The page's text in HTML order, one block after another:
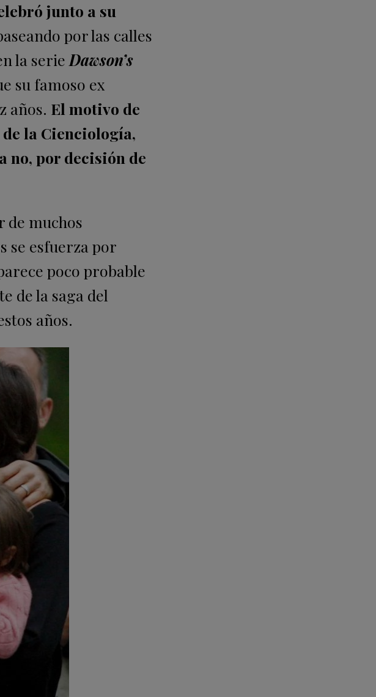
junto a su
por las calles
la serie Dawson’s
su famoso ex
años. El motivo de
la Cienciología,
no, por decisión de
de muchos
se esfuerza por
poco probable
de la saga del
años.